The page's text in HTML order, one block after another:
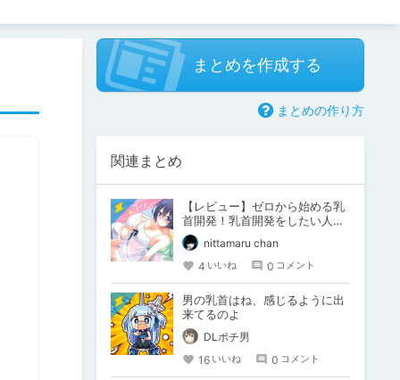
まとめを作成する
まとめの作り方
関連まとめ
【レビュー】ゼロから始める乳
首開発！乳首開発をしたい人に
は超おすすめ！
nittamaru chan
4 いいね 0 コメント
男の乳首はね、感じるように出
来てるのよ
DLポチ男
16 いいね 0 コメント